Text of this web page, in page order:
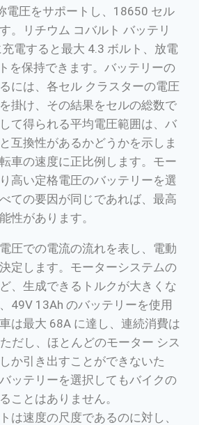
電圧をサポートし、18650 セル
。リチウム コバルト バッテリ
電すると最大 4.3 ボルト、放電
を保持できます。バッテリーの
には、各セル クラスターの電圧
掛け、その結果をセルの総数で
て得られる平均電圧範囲は、バ
互換性があるかどうかを示しま
車の速度に正比例します。モー
高い定格電圧のバッテリーを選
ての要因が同じであれば、最高
性があります。
圧での電流の流れを表し、電動
定します。モーターシステムの
、生成できるトルクが大きくな
49V 13Ah のバッテリーを使用
は最大 68A に達し、連続消費は
だし、ほとんどのモーター シス
か引き出すことができないた
ッテリーを選択してもバイクの
ことはありません。
は速度の尺度であるのに対し、